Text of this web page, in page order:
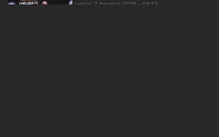
Jum'at, 7 Agustus 2026 - 08:12